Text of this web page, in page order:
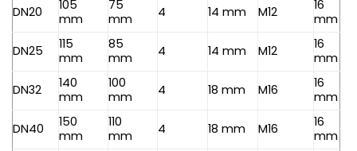
DN20
105
mm
75
mm
4 14 mm M12
16
mm
DN25
115
mm
85
mm
4 14 mm M12
16
mm
DN32
140
mm
100
mm
4 18 mm M16
16
mm
DN40
150
mm
110
mm
4 18 mm M16
16
mm